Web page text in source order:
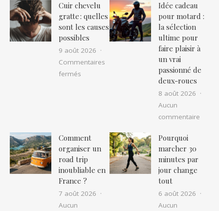
Cuir chevelu
gratte : quelles
sont les causes
possibles
9 août 2026
Commentaires
fermés sur Cuir chevelu gratte : quelles sont les
Idée cadeau
pour motard :
la sélection
ultime pour
faire plaisir à
un vrai
passionné de
deux-roues
8 août 2026
Aucun
commentaire
Comment
organiser un
road trip
inoubliable en
France ?
7 août 2026
Aucun
Pourquoi
marcher 30
minutes par
jour change
tout
6 août 2026
Aucun